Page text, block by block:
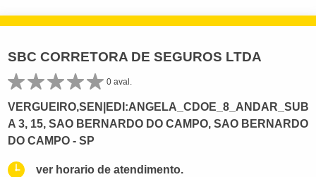
SBC CORRETORA DE SEGUROS LTDA
0 aval.
VERGUEIRO,SEN|EDI:ANGELA_CDOE_8_ANDAR_SUB
A 3, 15, SAO BERNARDO DO CAMPO, SAO BERNARDO
DO CAMPO - SP
ver horario de atendimento.